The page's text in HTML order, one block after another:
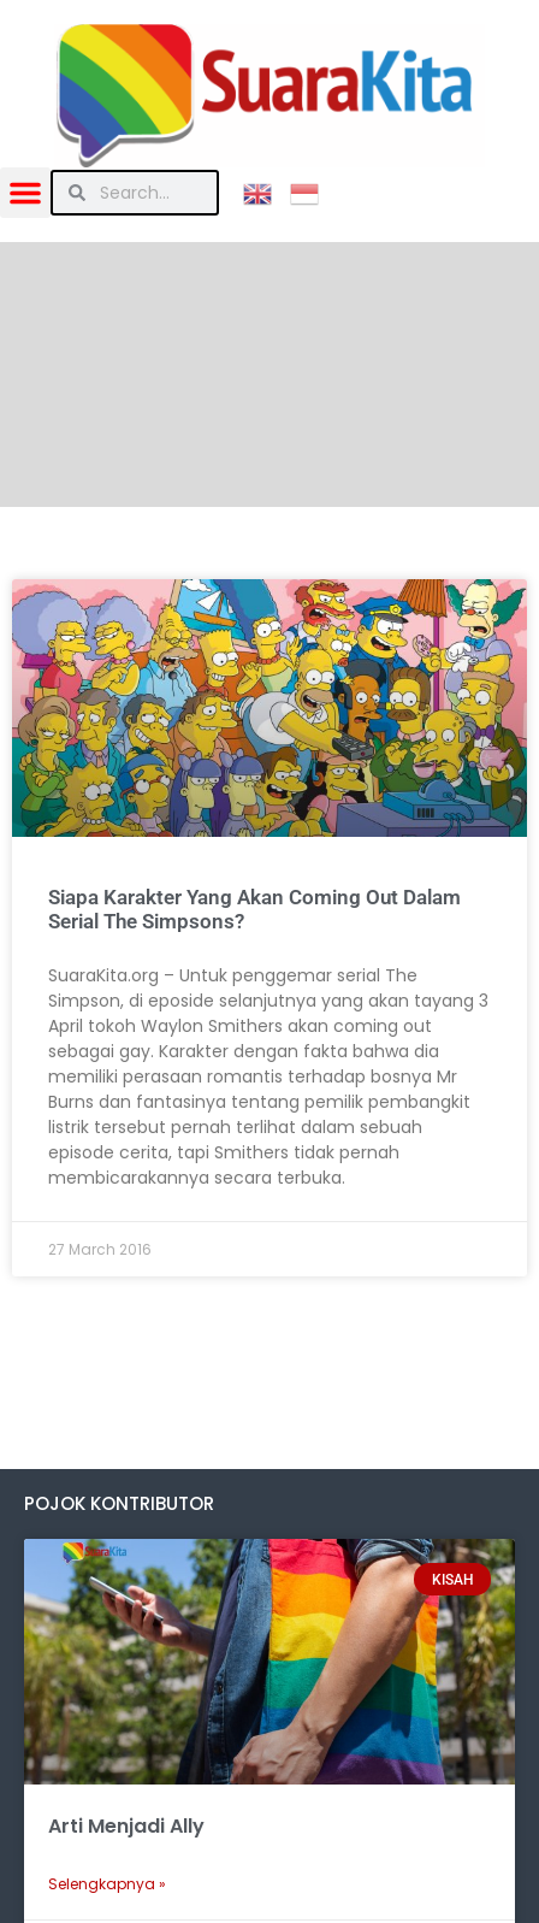
Siapa Karakter Yang Akan Coming Out Dalam
Serial The Simpsons?
SuaraKita.org – Untuk penggemar serial The
Simpson, di eposide selanjutnya yang akan tayang 3
April tokoh Waylon Smithers akan coming out
sebagai gay. Karakter dengan fakta bahwa dia
memiliki perasaan romantis terhadap bosnya Mr
Burns dan fantasinya tentang pemilik pembangkit
listrik tersebut pernah terlihat dalam sebuah
episode cerita, tapi Smithers tidak pernah
membicarakannya secara terbuka.
27 March 2016
POJOK KONTRIBUTOR
KISAH
Arti Menjadi Ally
Selengkapnya »